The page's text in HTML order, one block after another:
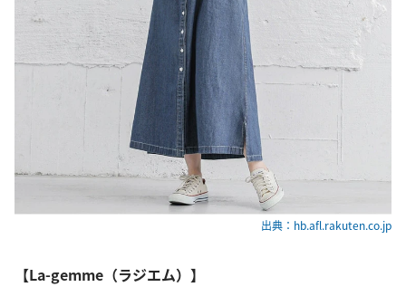
出典：hb.afl.rakuten.co.jp
【La-gemme（ラジエム）】